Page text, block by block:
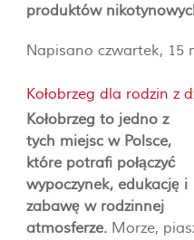
produktów
Napisano czwartek, 15
Kołobrzeg dla rodzin z
Kołobrzeg to jedno z
tych miejsc w Polsce,
które potrafi połączyć
wypoczynek, edukację i
zabawę w rodzinnej
atmosferze. Morze,